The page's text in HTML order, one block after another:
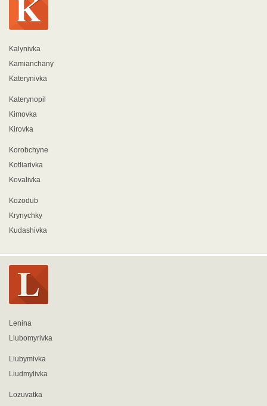
Kalynivka
Kamianchany
Katerynivka
Katerynopil
Kimovka
Kirovka
Korobchyne
Kotliarivka
Kovalivka
Kozodub
Krynychky
Kudashivka
Lenina
Liubomyrivka
Liubymivka
Liudmylivka
Lozuvatka